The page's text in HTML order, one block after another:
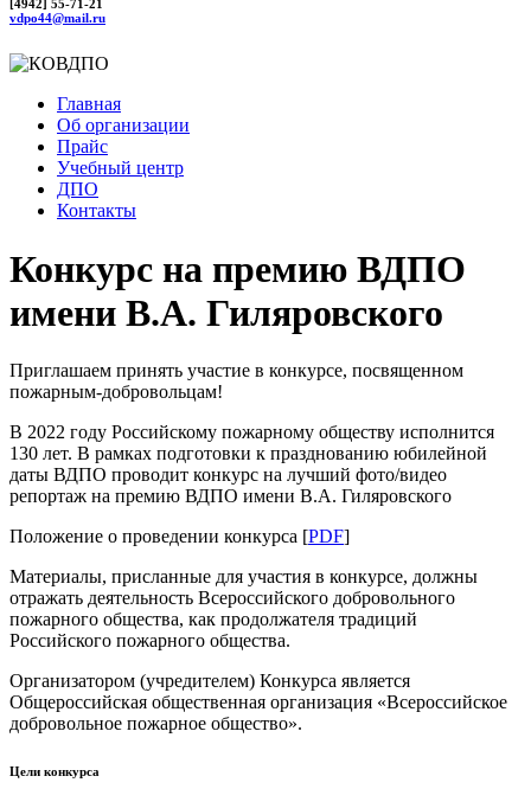
[4942] 55-71-21
vdpo44@mail.ru
Главная
Об организации
Прайс
Учебный центр
ДПО
Контакты
Конкурс на премию ВДПО
имени В.А. Гиляровского
Приглашаем принять участие в конкурсе, посвященном
пожарным-добровольцам!
В 2022 году Российскому пожарному обществу исполнится
130 лет. В рамках подготовки к празднованию юбилейной
даты ВДПО проводит конкурс на лучший фото/видео
репортаж на премию ВДПО имени В.А. Гиляровского
Положение о проведении конкурса [PDF]
Материалы, присланные для участия в конкурсе, должны
отражать деятельность Всероссийского добровольного
пожарного общества, как продолжателя традиций
Российского пожарного общества.
Организатором (учредителем) Конкурса является
Общероссийская общественная организация «Всероссийское
добровольное пожарное общество».
Цели конкурса